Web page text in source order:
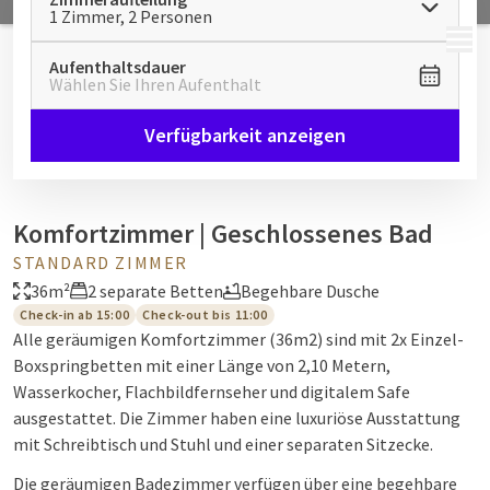
MENÜ
1 Zimmer, 2 Personen
Aufenthaltsdauer
Wählen Sie Ihren Aufenthalt
Verfügbarkeit anzeigen
Komfortzimmer | Geschlossenes Bad
STANDARD ZIMMER
36m²
2 separate Betten Begehbare Dusche
Check-in ab 15:00 Check-out bis 11:00
Alle geräumigen Komfortzimmer (36m2) sind mit 2x Einzel-
Boxspringbetten mit einer Länge von 2,10 Metern,
Wasserkocher, Flachbildfernseher und digitalem Safe
ausgestattet. Die Zimmer haben eine luxuriöse Ausstattung
mit Schreibtisch und Stuhl und einer separaten Sitzecke.
Die geräumigen Badezimmer verfügen über eine begehbare